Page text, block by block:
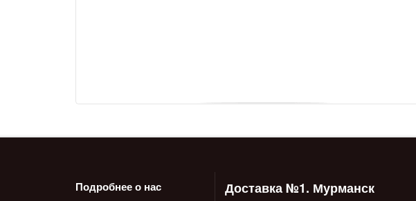
Подробнее о нас Доставка №1. Мурманск